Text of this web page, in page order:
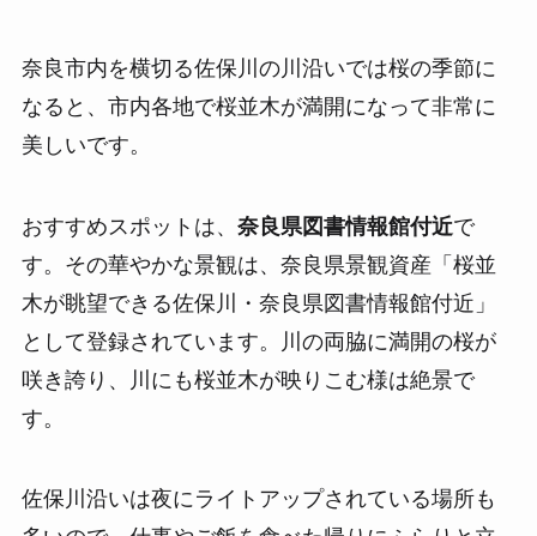
奈良市内を横切る佐保川の川沿いでは桜の季節に
なると、市内各地で桜並木が満開になって非常に
美しいです。
おすすめスポットは、 奈良県図書情報館付近で
す。その華やかな景観は、奈良県景観資産「桜並
木が眺望できる佐保川・奈良県図書情報館付近」
として登録されています。川の両脇に満開の桜が
咲き誇り、川にも桜並木が映りこむ様は絶景で
す。
佐保川沿いは夜にライトアップされている場所も